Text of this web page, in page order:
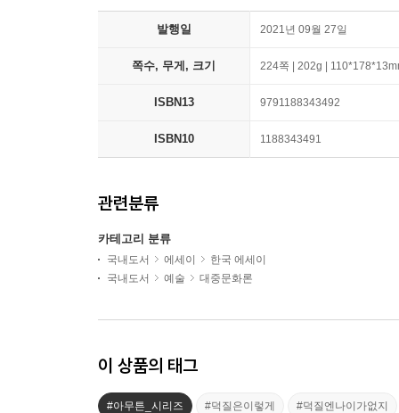
발행일 2021년 09월 27일
쪽수, 무게, 크기 224쪽 | 202g |
ISBN13 9791188343492
ISBN10 1188343491
관련분류
카테고리 분류
국내도서 에세이
한국 에세이
국내도서
예술 대중문화론
이 상품의 태그
#아무튼_시리즈 #덕질은이렇게 #덕질엔나이가없지